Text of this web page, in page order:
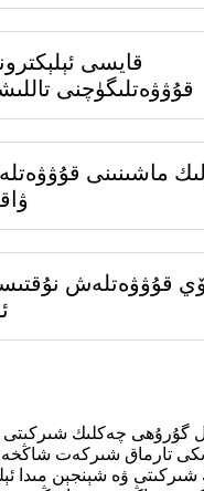
قايسى
قۇۋۋەتلىگۈچنى
ماشىنىنى
قۇۋۋەتلەش
گۇرۇھى چەكلىك شىركىتى
تارماق شىركەت شاڭخەي
شىركىتى ۋە شېنجېن مىدا